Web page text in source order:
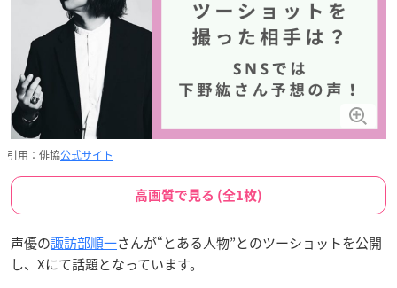
引用：俳協公式サイト
高画質で見る (全1枚)
声優の諏訪部順一さんが“とある人物”とのツーショットを公開
し、Xにて話題となっています。